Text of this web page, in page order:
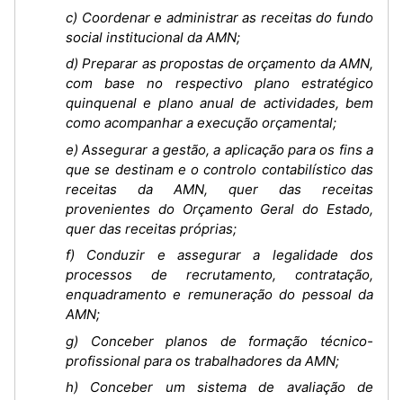
c) Coordenar e administrar as receitas do fundo
social institucional da AMN;
d) Preparar as propostas de orçamento da AMN,
com base no respectivo plano estratégico
quinquenal e plano anual de actividades, bem
como acompanhar a execução orçamental;
e) Assegurar a gestão, a aplicação para os fins a
que se destinam e o controlo contabilístico das
receitas da AMN, quer das receitas
provenientes do Orçamento Geral do Estado,
quer das receitas próprias;
f) Conduzir e assegurar a legalidade dos
processos de recrutamento, contratação,
enquadramento e remuneração do pessoal da
AMN;
g) Conceber planos de formação técnico-
profissional para os trabalhadores da AMN;
h) Conceber um sistema de avaliação de